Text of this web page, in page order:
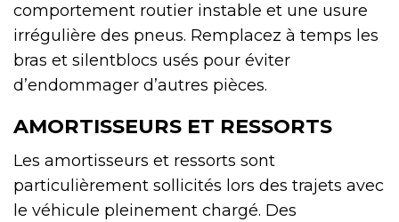
comportement routier instable et une usure
irrégulière des pneus. Remplacez à temps les
bras et silentblocs usés pour éviter
d’endommager d’autres pièces.
AMORTISSEURS ET RESSORTS
Les amortisseurs et ressorts sont
particulièrement sollicités lors des trajets avec
le véhicule pleinement chargé. Des